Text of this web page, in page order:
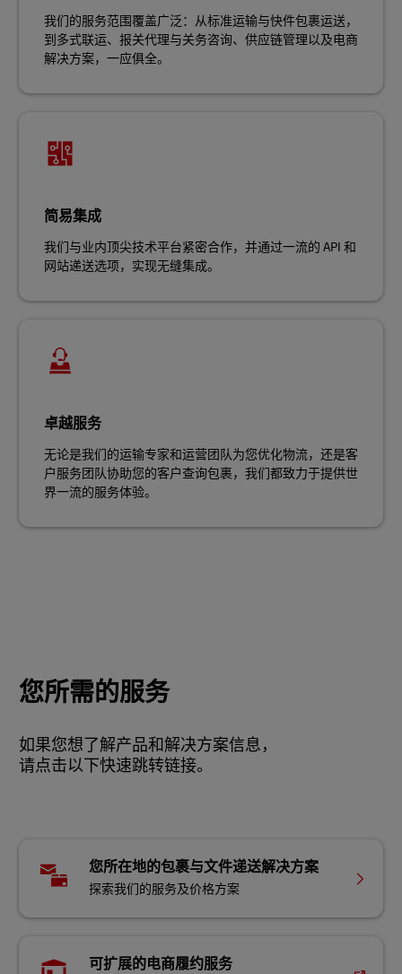
我们的服务范围覆盖广泛：从标准运输与快件包裹运送，
到多式联运、报关代理与关务咨询、供应链管理以及电商
解决方案，一应俱全。
简易集成
我们与业内顶尖技术平台紧密合作，并通过一流的 API 和
网站递送选项，实现无缝集成。
卓越服务
无论是我们的运输专家和运营团队为您优化物流，还是客
户服务团队协助您的客户查询包裹，我们都致力于提供世
界一流的服务体验。
您所需的服务
如果您想了解产品和解决方案信息，
请点击以下快速跳转链接。
您所在地的包裹与文件递送解决方案
探索我们的服务及价格方案
可扩展的电商履约服务